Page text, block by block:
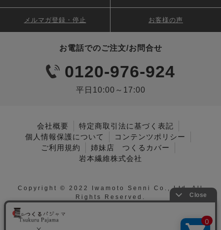
お電話でのご注文/お問合せ
0120-976-924
平日10:00～17:00
メルマガ登録・停止 お客様の声
会社概要
特定商取引法に基づく表記
個人情報保護について
コンテンツポリシー
ご利用規約
姉妹店 つくるカバー
岩本繊維株式会社
Copyright © 2022 Iwamoto Senni Co., Ltd. All
Rights Reserved.